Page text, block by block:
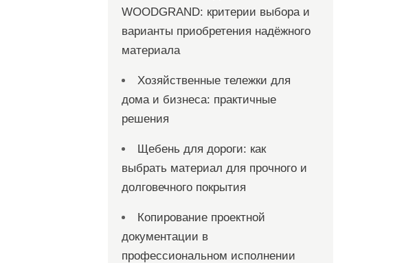
WOODGRAND: критерии выбора и
варианты приобретения надёжного
материала
Хозяйственные тележки для
дома и бизнеса: практичные
решения
Щебень для дороги: как
выбрать материал для прочного и
долговечного покрытия
Копирование проектной
документации в
профессиональном исполнении